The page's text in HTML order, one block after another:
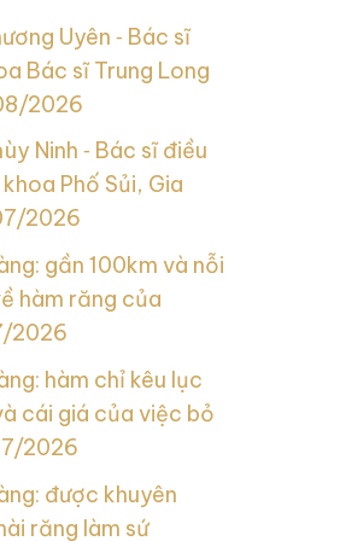
Uyên ‑ Bác sĩ
Bác sĩ Trung Long
2026
Ninh ‑ Bác sĩ điều
Phố Sủi, Gia
2026
gần 100km và nỗi
hàm răng của
2026
hàm chỉ kêu lục
cái giá của việc bỏ
2026
được khuyên
răng làm sứ